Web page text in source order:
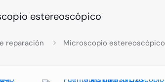
estereoscópico
reparación Microscopio estereoscópico